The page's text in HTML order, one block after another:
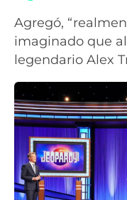
Agregó,
imaginado que
legendario Alex